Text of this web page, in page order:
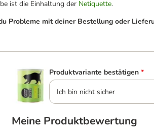
ist die Einhaltung der Netiquette.
Probleme mit deiner Bestellung oder
Produktvariante bestätigen *
Ich bin nicht sicher
Meine Produktbewertung